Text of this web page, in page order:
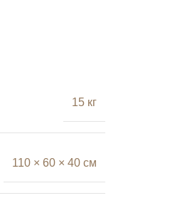
15 кг
110 × 60 × 40 см